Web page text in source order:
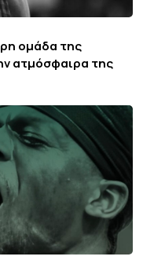
ομάδα της
ατμόσφαιρα της